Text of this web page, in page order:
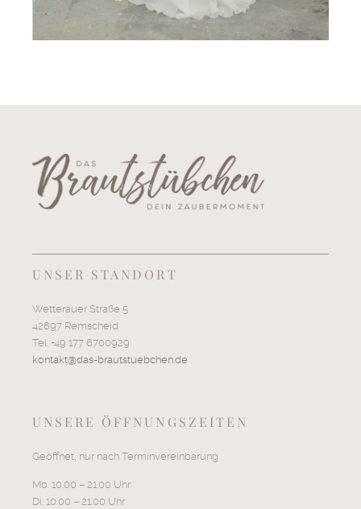
UNSER STANDORT
Wetterauer Straße 5
42897 Remscheid
Tel. +49 177 6700929
kontakt@das-brautstuebchen.de
UNSERE ÖFFNUNGSZEITEN
Geöffnet, nur nach Terminvereinbarung
Mo. 10.00 – 21.00 Uhr
Di. 10.00 – 21.00 Uhr